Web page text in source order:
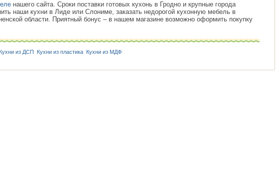
нашего сайта. Сроки поставки готовых кухонь в Гродно и крупные города
наши кухни в Лиде или Слониме, заказать недорогой кухонную мебель в
области. Приятный бонус – в нашем магазине возможно оформить покупку
Кухни из ДСП Кухни из пластика Кухни из МДФ